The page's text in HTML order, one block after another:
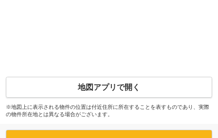
地図アプリで開く
※地図上に表示される物件の位置は付近住所に所在することを表すものであり、実際
の物件所在地とは異なる場合がございます。